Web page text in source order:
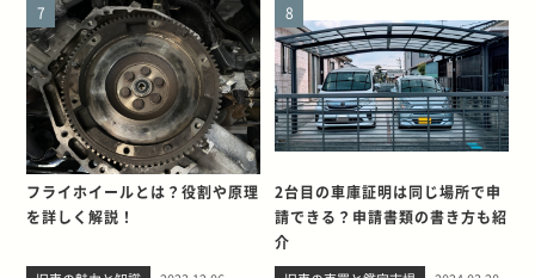
7
フライホイールとは？役割や原理
を詳しく解説！
8
2台目の車庫証明は同じ場所で申
請できる？申請書類の書き方も紹
介